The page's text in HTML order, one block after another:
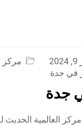
مركز
في جدة
جدة
العالمية الحديث